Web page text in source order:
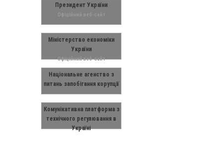
Президент України
Офіційний веб-сайт
Міністерство економіки
України
Офіційний веб-сайт
Національне агенство з
питань запобігання корупції
Комунікативна платформа з
технічного регулювання в
Україні